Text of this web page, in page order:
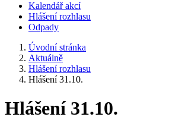
Kalendář akcí
Hlášení rozhlasu
Odpady
Úvodní stránka
Aktuálně
Hlášení rozhlasu
Hlášení 31.10.
Hlášení 31.10.